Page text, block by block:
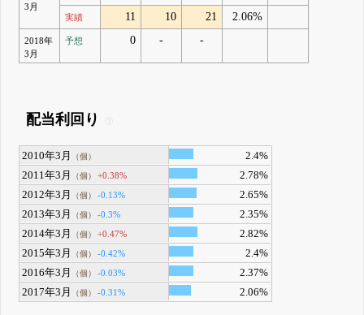
3月
実績 11 10 21 2.06%
2018年
3月
予想 0 - -
配当利回り
2010年3月 （個）
2.4%
2011年3月
（個） +0.38%
2.78%
2012年3月
（個） -0.13%
2.65%
2013年3月
（個） -0.3%
2.35%
2014年3月
（個） +0.47%
2.82%
2015年3月
（個） -0.42%
2.4%
2016年3月
（個） -0.03%
2.37%
2017年3月
（個） -0.31% 2.06%